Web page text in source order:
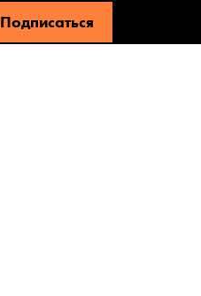
Подписаться